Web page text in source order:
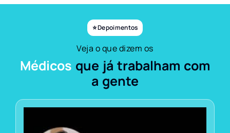
⭐ Depoimentos
Veja o que dizem os
Médicos que já trabalham com
a gente